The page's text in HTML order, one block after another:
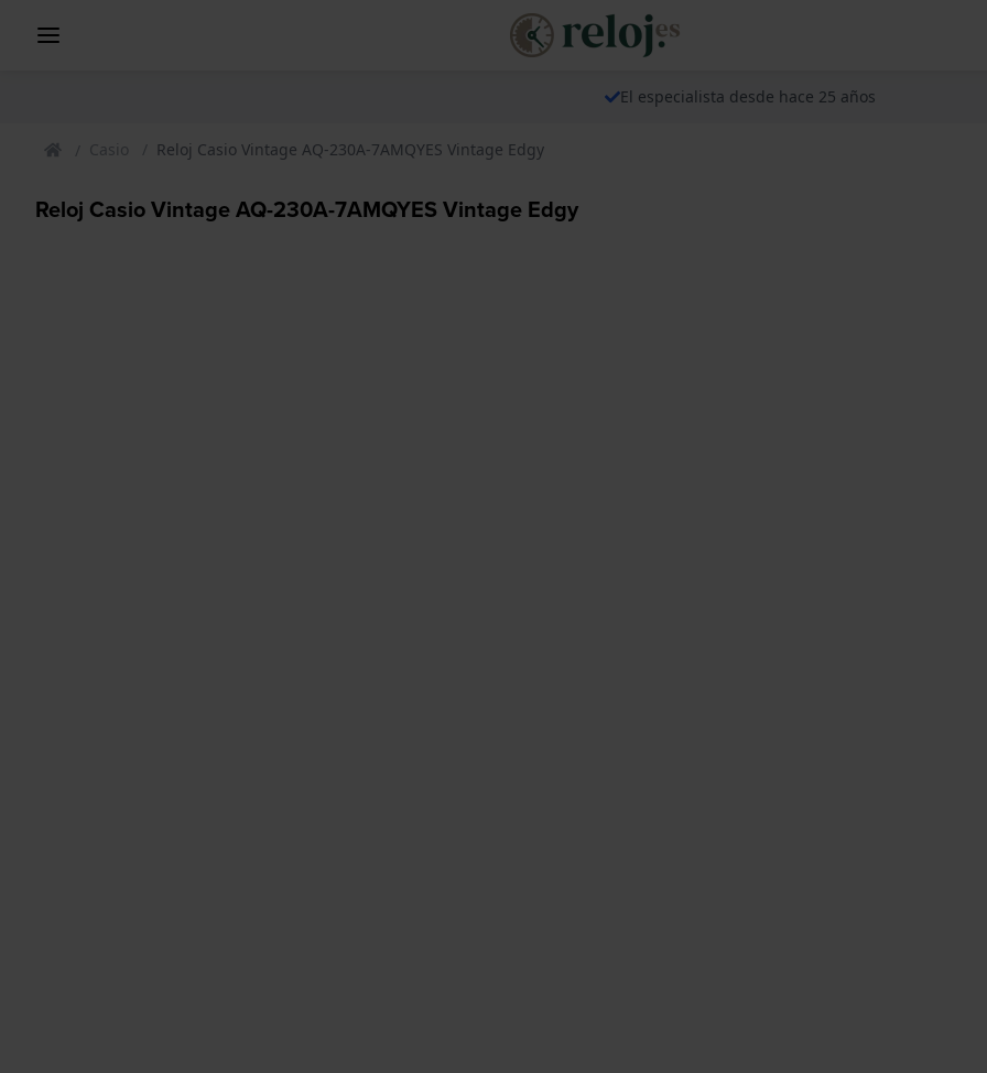
El especialista desde hace 25 años
Casio Reloj Casio Vintage AQ-230A-7AMQYES Vintage Edgy
Reloj Casio Vintage AQ-230A-7AMQYES Vintage Edgy